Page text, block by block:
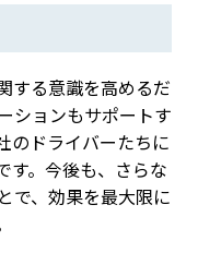
する意識を高めるだ
ションもサポートす
のドライバーたちに
す。今後も、さらな
で、効果を最大限に